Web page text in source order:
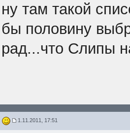
ну там такой
бы половину
рад...что Слипы
1.11.2011, 17:51